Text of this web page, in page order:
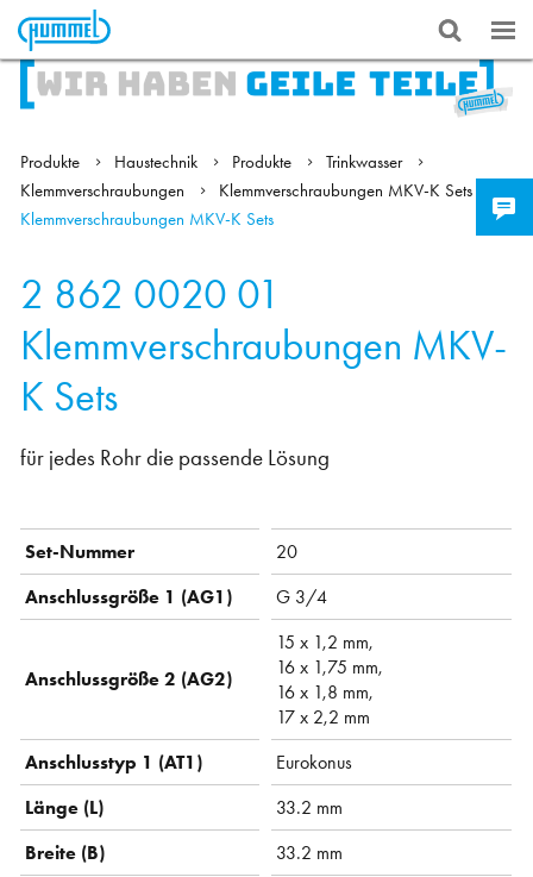
Produkte Haustechnik Produkte
Trinkwasser
Klemmverschraubungen
Klemmverschraubungen MKV-K Sets
Klemmverschraubungen MKV-K Sets
2 862 0020 01
Klemmverschraubungen MKV-
K Sets
für jedes Rohr die passende Lösung
Set-Nummer
20
Anschlussgröße 1 (AG1)
G 3/4
Anschlussgröße 2 (AG2)
15 x 1,2 mm,
16 x 1,75 mm,
16 x 1,8 mm,
17 x 2,2 mm
Anschlusstyp 1 (AT1)
Eurokonus
Länge (L)
33.2 mm
Breite (B)
33.2 mm